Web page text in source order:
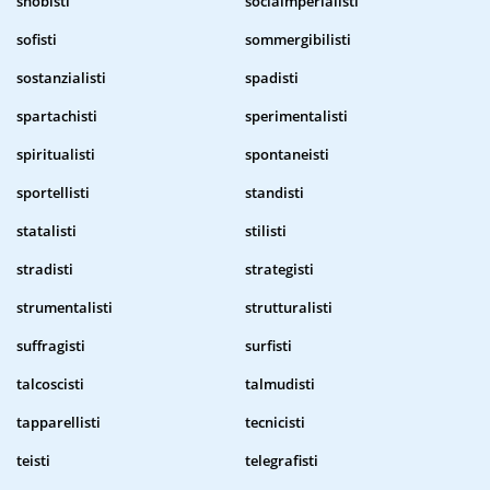
sofisti
sommergibilisti
sostanzialisti
spadisti
spartachisti
sperimentalisti
spiritualisti
spontaneisti
sportellisti
standisti
statalisti
stilisti
stradisti
strategisti
strumentalisti
strutturalisti
suffragisti
surfisti
talcoscisti
talmudisti
tapparellisti
tecnicisti
teisti
telegrafisti